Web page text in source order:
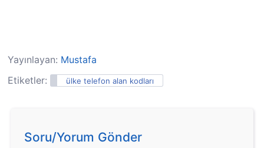
Yayınlayan: Mustafa
Etiketler:
ülke telefon alan kodları
Soru/Yorum Gönder